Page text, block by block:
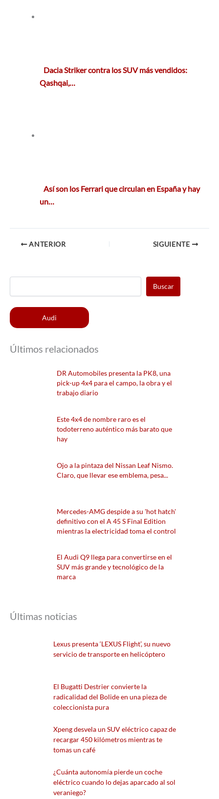
Dacia Striker contra los SUV más vendidos:
Qashqai,…
Así son los Ferrari que circulan en España y hay
un…
ANTERIOR SIGUIENTE
Buscar
Audi
Últimos relacionados
DR Automobiles presenta la PK8, una
pick-up 4x4 para el campo, la obra y el
trabajo diario
Este 4x4 de nombre raro es el
todoterreno auténtico más barato que
hay
Ojo a la pintaza del Nissan Leaf Nismo.
Claro, que llevar ese emblema, pesa...
Mercedes-AMG despide a su 'hot hatch'
definitivo con el A 45 S Final Edition
mientras la electricidad toma el control
El Audi Q9 llega para convertirse en el
SUV más grande y tecnológico de la
marca
Últimas noticias
Lexus presenta ‘LEXUS Flight’, su nuevo
servicio de transporte en helicóptero
El Bugatti Destrier convierte la
radicalidad del Bolide en una pieza de
coleccionista pura
Xpeng desvela un SUV eléctrico capaz de
recargar 450 kilómetros mientras te
tomas un café
¿Cuánta autonomía pierde un coche
eléctrico cuando lo dejas aparcado al sol
veraniego?